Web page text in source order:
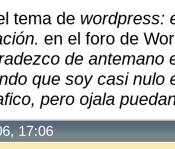
tema de wordpress:
en el foro de
de antemano
que soy casi nulo
pero ojala
17:06